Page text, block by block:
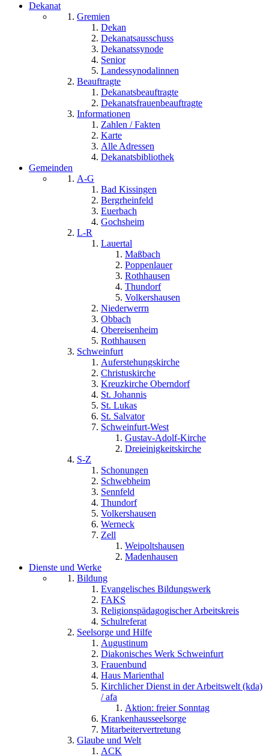
Dekanat
Gremien
Dekan
Dekanatsausschuss
Dekanatssynode
Senior
Landessynodalinnen
Beauftragte
Dekanatsbeauftragte
Dekanatsfrauenbeauftragte
Informationen
Zahlen / Fakten
Karte
Alle Adressen
Dekanatsbibliothek
Gemeinden
A-G
Bad Kissingen
Bergrheinfeld
Euerbach
Gochsheim
L-R
Lauertal
Maßbach
Poppenlauer
Rothhausen
Thundorf
Volkershausen
Niederwerrn
Obbach
Obereisenheim
Rothhausen
Schweinfurt
Auferstehungskirche
Christuskirche
Kreuzkirche Oberndorf
St. Johannis
St. Lukas
St. Salvator
Schweinfurt-West
Gustav-Adolf-Kirche
Dreieinigkeitskirche
S-Z
Schonungen
Schwebheim
Sennfeld
Thundorf
Volkershausen
Werneck
Zell
Weipoltshausen
Madenhausen
Dienste und Werke
Bildung
Evangelisches Bildungswerk
FAKS
Religionspädagogischer Arbeitskreis
Schulreferat
Seelsorge und Hilfe
Augustinum
Diakonisches Werk Schweinfurt
Frauenbund
Haus Marienthal
Kirchlicher Dienst in der Arbeitswelt (kda)
/ afa
Aktion: freier Sonntag
Krankenhausseelsorge
Mitarbeitervertretung
Glaube und Welt
ACK